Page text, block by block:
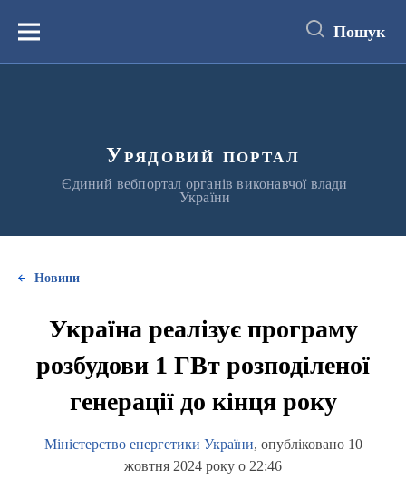
вмістуМеню Пошук
Урядовий портал
Єдиний вебпортал органів виконавчої влади
України
Новини
Україна реалізує програму
розбудови 1 ГВт розподіленої
генерації до кінця року
Міністерство енергетики України, опубліковано 10
жовтня 2024 року о 22:46